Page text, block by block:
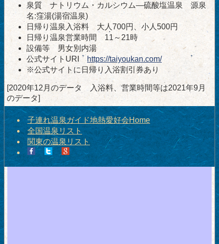
泉質 ナトリウム・カルシウム―硫酸塩温泉 源泉
名:窪湯(湯宿温泉)
日帰り温泉入浴料 大人700円、小人500円
日帰り温泉営業時間 11～21時
設備等 男女別内湯
公式サイトURI https://taiyoukan.com/
※公式サイトに日帰り入浴割引券あり
[2020年12月のデータ 入浴料、営業時間等は2021年9月
のデータ]
子連れ温泉ガイド地熱愛好会Home
全国温泉リスト
関東の温泉リスト